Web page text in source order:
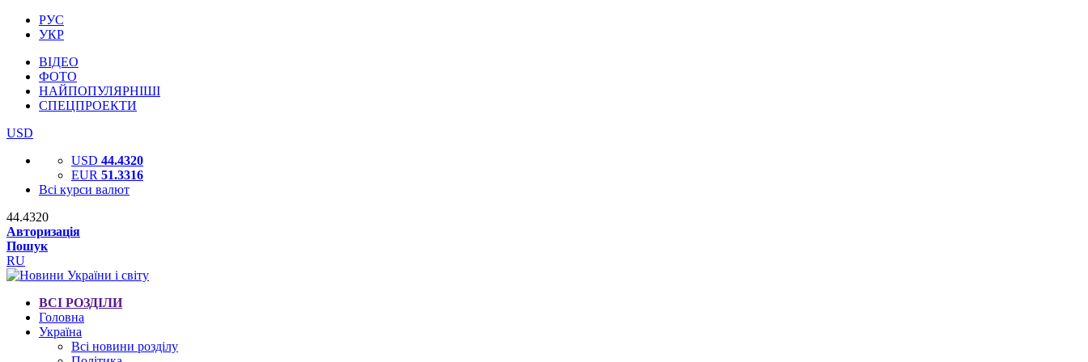
РУС
УКР
ВІДЕО
ФОТО
НАЙПОПУЛЯРНІШІ
СПЕЦПРОЕКТИ
USD
USD 44.4320
EUR 51.3316
Всі курси валют
44.4320
Авторизація
Пошук
RU
ВСІ РОЗДІЛИ
Головна
Україна
Всі новини розділу